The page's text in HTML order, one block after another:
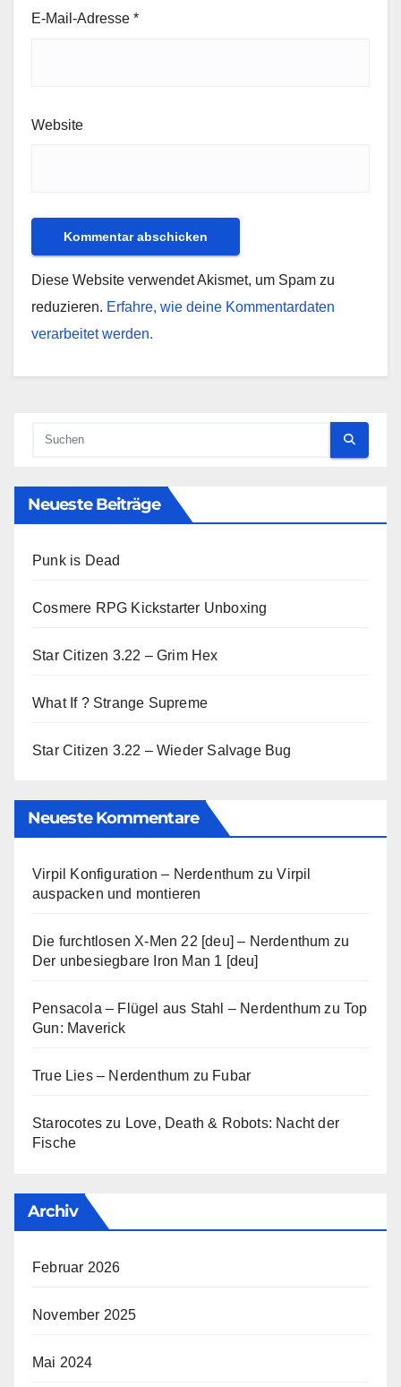
E-Mail-Adresse *
Website
Diese Website verwendet Akismet, um Spam zu
reduzieren. Erfahre, wie deine Kommentardaten
verarbeitet werden.
Neueste Beiträge
Punk is Dead
Cosmere RPG Kickstarter Unboxing
Star Citizen 3.22 – Grim Hex
What If ? Strange Supreme
Star Citizen 3.22 – Wieder Salvage Bug
Neueste Kommentare
Virpil Konfiguration – Nerdenthum zuVirpil
auspacken und montieren
Die furchtlosen X-Men 22 [deu] – Nerdenthum zu
Der unbesiegbare Iron Man 1 [deu]
Pensacola – Flügel aus Stahl – Nerdenthum zuTop
Gun: Maverick
True Lies – Nerdenthum zu Fubar
Starocotes zu Love, Death & Robots: Nacht der
Fische
Archiv
Februar 2026
November 2025
Mai 2024